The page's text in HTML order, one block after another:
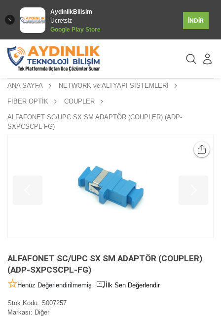
AydinlikBilisim
Ücretsiz
Google Play Store
İNDİR
ANA SAYFA NETWORK ve ALTYAPI SİSTEMLERİ
FİBER OPTİK COUPLER
ALFAFONET SC/UPC SX SM ADAPTÖR (COUPLER) (ADP-
SXPCSCPL-FG)
ALFAFONET SC/UPC SX SM ADAPTÖR (COUPLER)
(ADP-SXPCSCPL-FG)
Henüz Değerlendirilmemiş İlk Sen Değerlendir
Stok Kodu: S007257
Markası: Diğer